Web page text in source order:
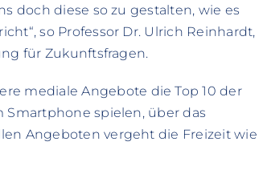
doch diese so zu gestalten, wie es
so Professor Dr. Ulrich Reinhardt,
für Zukunftsfragen.
mediale Angebote die Top 10 der
spielen, über das
Angeboten vergeht die Freizeit wie